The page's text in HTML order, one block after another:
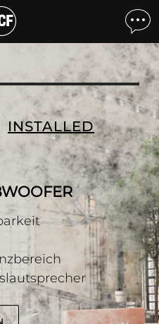
INSTALLED